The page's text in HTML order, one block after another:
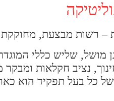
– רשות מבצעת,
שליש כללי
נציב חקלאות
כל בעל תפקיד הוא